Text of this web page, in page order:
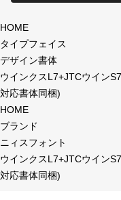
目的別フォントガイド
特集
年間ライセンス商品
キャンペーン一覧
商品名
HOME
タイプフェイス
デザイン書体
ウインクスL7+JTCウイン
対応書体同梱)
HOME
ブランド
ニィスフォント
ウインクスL7+JTCウイン
対応書体同梱)